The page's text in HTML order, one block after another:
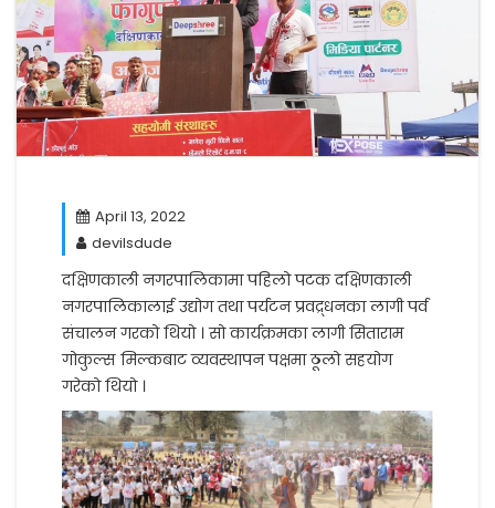
April 13, 2022
devilsdude
दक्षिणकाली नगरपालिकामा पहिलो पटक दक्षिणकाली
नगरपालिकालाई उद्योग तथा पर्यटन प्रवद्र्धनका लागी पर्व
संचालन गरको थियो । सो कार्यक्रमका लागी सिताराम
गोकुल्स मिल्कबाट व्यवस्थापन पक्षमा ठूलो सहयोग
गरेको थियो ।